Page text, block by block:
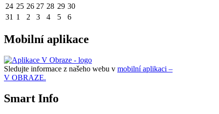
24 25 26 27 28 29 30
31 1 2 3 4 5 6
Mobilní aplikace
Sledujte informace z našeho webu v mobilní aplikaci –
V OBRAZE.
Smart Info